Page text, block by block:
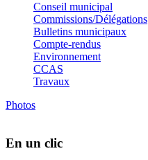
Conseil municipal
Commissions/Délégations
Bulletins municipaux
Compte-rendus
Environnement
CCAS
Travaux
Photos
En un clic